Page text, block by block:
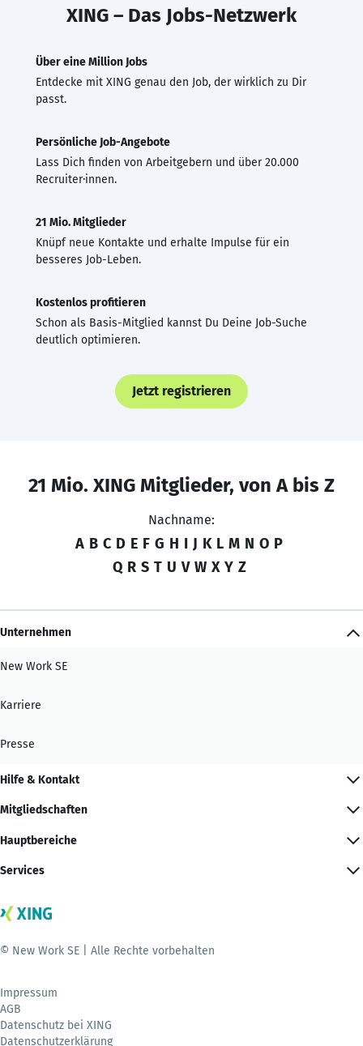
XING – Das Jobs-Netzwerk
Über eine Million Jobs
Entdecke mit XING genau den Job, der wirklich zu Dir
passt.
Persönliche Job-Angebote
Lass Dich finden von Arbeitgebern und über 20.000
Recruiter·innen.
21 Mio. Mitglieder
Knüpf neue Kontakte und erhalte Impulse für ein
besseres Job-Leben.
Kostenlos profitieren
Schon als Basis-Mitglied kannst Du Deine Job-Suche
deutlich optimieren.
Jetzt registrieren
21 Mio. XING Mitglieder, von A bis Z
Nachname:
A B C D E F G H I J K L M N O P
Q R S T U V W X Y Z
Unternehmen
New Work SE
Karriere
Presse
Hilfe & Kontakt
Mitgliedschaften
Hauptbereiche
Services
© New Work SE | Alle Rechte vorbehalten
Impressum
AGB
Datenschutz bei XING
Datenschutzerklärung